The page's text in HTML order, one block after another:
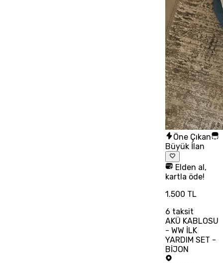
Öne Çıkan
Büyük İlan
Elden al,
kartla öde!
1.500 TL
6 taksit
AKÜ KABLOSU
- WW İLK
YARDIM SET -
BİJON